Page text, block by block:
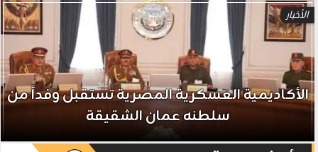
الأخبار
الأكاديمية العسكرية المصرية تستقبل وفداً من
سلطنه عمان الشقيقة